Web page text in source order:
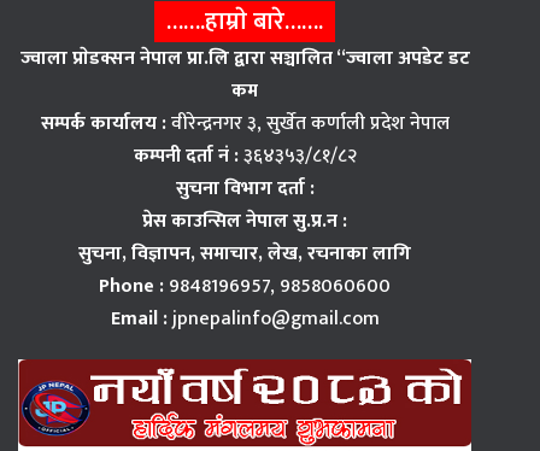
…….हाम्राे बारे…….
ज्वाला प्राेडक्सन नेपाल प्रा.लि द्वारा सञ्चालित “ज्वाला अपडेट डट
कम
सम्पर्क कार्यालय :वीरेन्द्रनगर ३, सुर्खेत कर्णाली प्रदेश नेपाल
कम्पनी दर्ता नं :३६४३५३/८१/८२
सुचना विभाग दर्ता :
प्रेस काउन्सिल नेपाल सु.प्र.न :
सुचना, विज्ञापन,समाचार, लेख, रचनाका लागि
Phone :9848196957, 9858060600
Email :jpnepalinfo@gmail.com